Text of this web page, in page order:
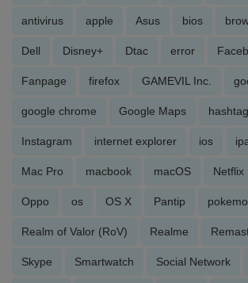
antivirus apple Asus bios
Dell Disney+ Dtac error
Fanpage firefox GAMEVIL Inc.
google chrome Google Maps hashtag
Instagram internet explorer ios
Mac Pro macbook macOS Netflix
Oppo os OS X Pantip
Realm of Valor (RoV) Realme
Skype Smartwatch Social Network